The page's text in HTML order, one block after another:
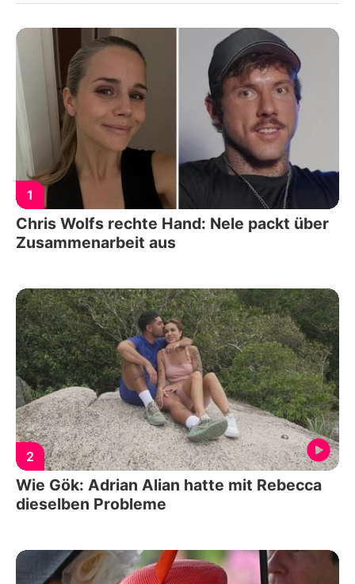
1
Chris Wolfs rechte Hand: Nele packt über
Zusammenarbeit aus
2
Wie Gök: Adrian Alian hatte mit Rebecca
dieselben Probleme